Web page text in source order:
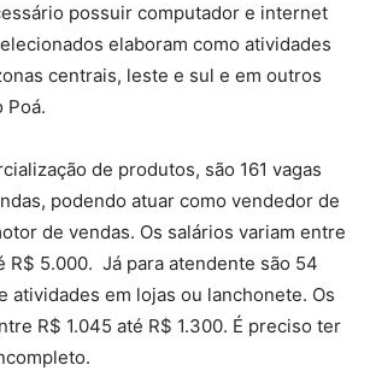
possuir computador e internet
elaboram como atividades
centrais, leste e sul e em outros
Poá.
de produtos, são 161 vagas
podendo atuar como vendedor de
de vendas. Os salários variam entre
R$ 5.000. Já para atendente são 54
atividades em lojas ou lanchonete. Os
R$ 1.045 até R$ 1.300. É preciso ter